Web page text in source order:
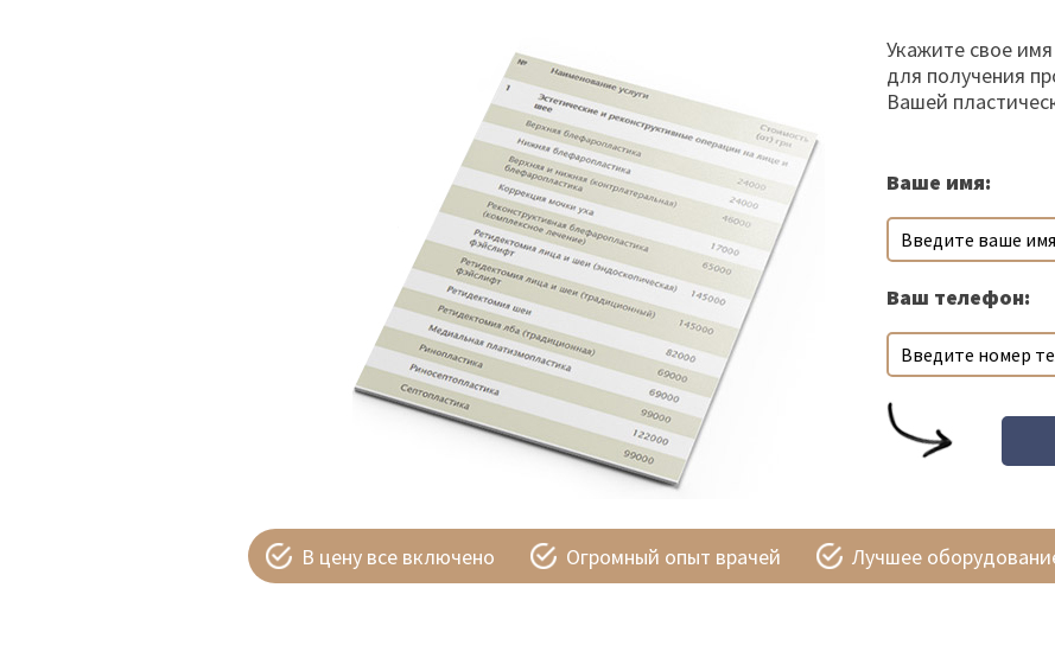
Укажите свое
для получения
Вашей
Ваше имя:
Ваш телефон:
В цену все включено Огромный опыт врачей Лучшее